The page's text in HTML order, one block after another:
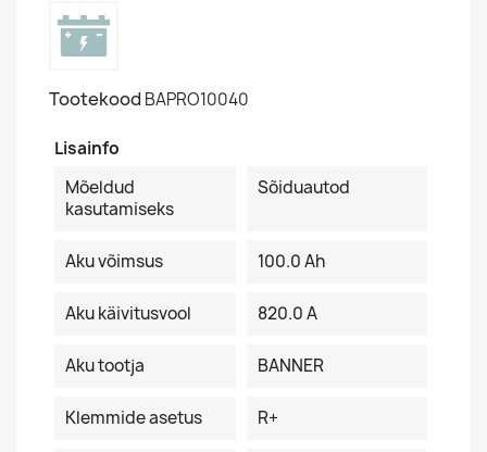
Tootekood BAPRO10040
Lisainfo
Mõeldud
kasutamiseks
Sõiduautod
Aku võimsus 100.0 Ah
Aku käivitusvool 820.0 A
Aku tootja BANNER
Klemmide asetus R+